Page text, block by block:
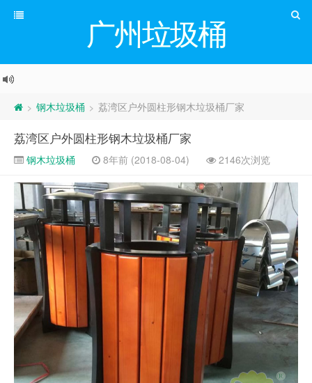
广州垃圾桶
> 钢木垃圾桶 > 荔湾区户外圆柱形钢木垃圾桶厂家
荔湾区户外圆柱形钢木垃圾桶厂家
钢木垃圾桶 8年前 (2018-08-04) 2146次浏览